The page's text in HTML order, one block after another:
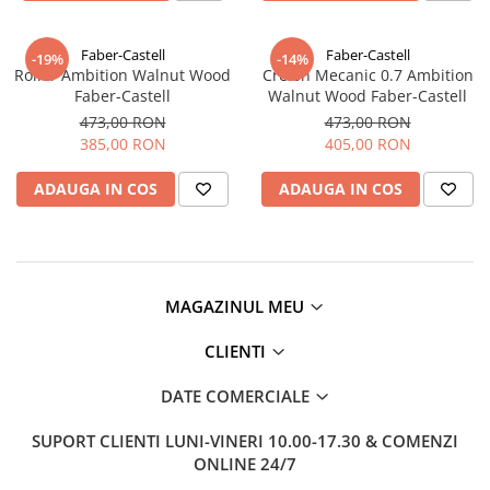
Graf von Faber-Castell
Molotow
Herlitz
Kreul
Oxford
Corectoare, Lipici
Caiete si Blocuri desen
Penare si Rucsaci
Markere Machiaj
Rigle echere
-19% Faber-Castell
Roller Ambition Walnut Wood
Faber-Castell
473,00 RON
385,00 RON
ADAUGA IN COS
-14% Faber-Castell
Creion Mecanic 0.7 Ambition
Walnut Wood Faber-Castell
473,00 RON
405,00 RON
ADAUGA IN COS
MAGAZINUL MEU
CLIENTI
DATE COMERCIALE
SUPORT CLIENTI LUNI-VINERI 10.00-17.30 & COMENZI
ONLINE 24/7